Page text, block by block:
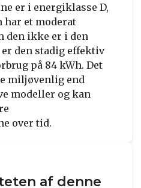
er i energiklasse D,
har et moderat
den ikke er i den
den stadig effektiv
på 84 kWh. Det
miljøvenlig end
modeller og kan
over tid.
af denne